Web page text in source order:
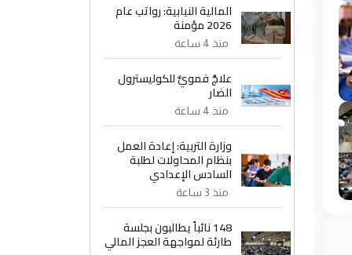
المالية النيابية: رواتب عام
2026 مؤمنة
منذ 4 ساعة
علاجٌ فمويٌّ للكوليسترول
الضار
منذ 4 ساعة
وزارة التربية: إعادة العمل
بنظام المحاولات لطلبة
السادس الإعدادي
منذ 3 ساعة
148 نائباً يطالبون بجلسة
طارئة لمواجهة العجز المالي